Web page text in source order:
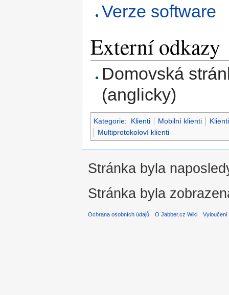
Verze software
Externí odkazy
Domovská
(anglicky)
Kategorie: Klienti Mobilní klienti
Multiprotokoloví klienti
Stránka byla
Stránka byla
Ochrana osobních údajů O Jabber.cz Wiki Vyloučení